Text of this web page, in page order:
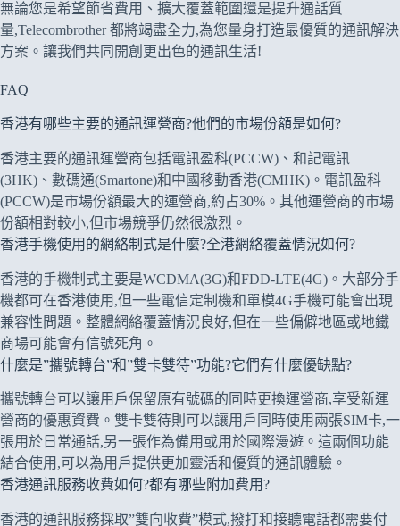
無論您是希望節省費用、擴大覆蓋範圍還是提升通話質
量,Telecombrother 都將竭盡全力,為您量身打造最優質的通訊解決
方案。讓我們共同開創更出色的通訊生活!
FAQ
香港有哪些主要的通訊運營商?他們的市場份額是如何?
香港主要的通訊運營商包括電訊盈科(PCCW)、和記電訊
(3HK)、數碼通(Smartone)和中國移動香港(CMHK)。電訊盈科
(PCCW)是市場份額最大的運營商,約占30%。其他運營商的市場
份額相對較小,但市場競爭仍然很激烈。
香港手機使用的網絡制式是什麼?全港網絡覆蓋情況如何?
香港的手機制式主要是WCDMA(3G)和FDD-LTE(4G)。大部分手
機都可在香港使用,但一些電信定制機和單模4G手機可能會出現
兼容性問題。整體網絡覆蓋情況良好,但在一些偏僻地區或地鐵
商場可能會有信號死角。
什麼是”攜號轉台”和”雙卡雙待”功能?它們有什麼優缺點?
攜號轉台可以讓用戶保留原有號碼的同時更換運營商,享受新運
營商的優惠資費。雙卡雙待則可以讓用戶同時使用兩張SIM卡,一
張用於日常通話,另一張作為備用或用於國際漫遊。這兩個功能
結合使用,可以為用戶提供更加靈活和優質的通訊體驗。
香港通訊服務收費如何?都有哪些附加費用?
香港的通訊服務採取”雙向收費”模式,撥打和接聽電話都需要付